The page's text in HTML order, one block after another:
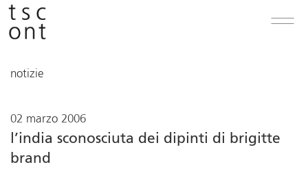
notizie
02 marzo 2006
l’india sconosciuta dei dipinti di brigitte
brand